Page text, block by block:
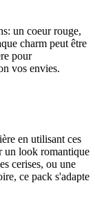
un coeur rouge,
charm peut être
pour
vos envies.​
en utilisant ces
un look romantique
cerises, ou une
ce pack s'adapte